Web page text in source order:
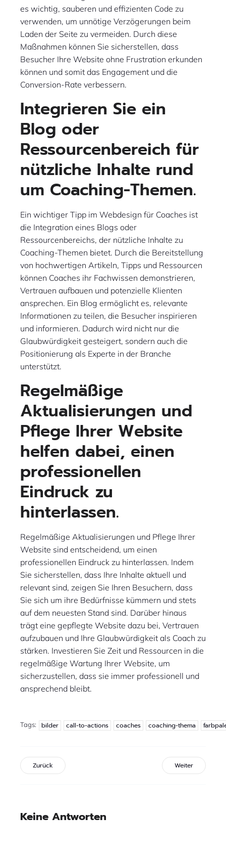
es wichtig, sauberen und effizienten Code zu
verwenden, um unnötige Verzögerungen beim
Laden der Seite zu vermeiden. Durch diese
Maßnahmen können Sie sicherstellen, dass
Besucher Ihre Website ohne Frustration erkunden
können und somit das Engagement und die
Conversion-Rate verbessern.
Integrieren Sie ein
Blog oder
Ressourcenbereich für
nützliche Inhalte rund
um Coaching-Themen.
Ein wichtiger Tipp im Webdesign für Coaches ist
die Integration eines Blogs oder
Ressourcenbereichs, der nützliche Inhalte zu
Coaching-Themen bietet. Durch die Bereitstellung
von hochwertigen Artikeln, Tipps und Ressourcen
können Coaches ihr Fachwissen demonstrieren,
Vertrauen aufbauen und potenzielle Klienten
ansprechen. Ein Blog ermöglicht es, relevante
Informationen zu teilen, die Besucher inspirieren
und informieren. Dadurch wird nicht nur die
Glaubwürdigkeit gesteigert, sondern auch die
Positionierung als Experte in der Branche
unterstützt.
Regelmäßige
Aktualisierungen und
Pflege Ihrer Website
helfen dabei, einen
professionellen
Eindruck zu
hinterlassen.
Regelmäßige Aktualisierungen und Pflege Ihrer
Website sind entscheidend, um einen
professionellen Eindruck zu hinterlassen. Indem
Sie sicherstellen, dass Ihre Inhalte aktuell und
relevant sind, zeigen Sie Ihren Besuchern, dass
Sie sich um ihre Bedürfnisse kümmern und stets
auf dem neuesten Stand sind. Darüber hinaus
trägt eine gepflegte Website dazu bei, Vertrauen
aufzubauen und Ihre Glaubwürdigkeit als Coach zu
stärken. Investieren Sie Zeit und Ressourcen in die
regelmäßige Wartung Ihrer Website, um
sicherzustellen, dass sie immer professionell und
ansprechend bleibt.
Tags: bilder call-to-actions coaches coaching-thema
Zurück Weiter
Keine Antworten